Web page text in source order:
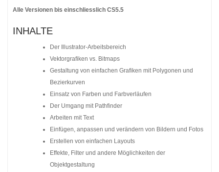
Alle Versionen bis einschliesslich CS5.5
INHALTE
Der Illustrator-Arbeitsbereich
Vektorgrafiken vs. Bitmaps
Gestaltung von einfachen Grafiken mit Polygonen und
Bezierkurven
Einsatz von Farben und Farbverläufen
Der Umgang mit Pathfinder
Arbeiten mit Text
Einfügen, anpassen und verändern von Bildern und Fotos
Erstellen von einfachen Layouts
Effekte, Filter und andere Möglichkeiten der
Objektgestaltung